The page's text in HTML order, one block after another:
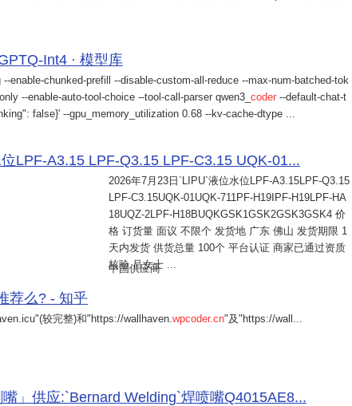
Int4 · 模型库
enable-chunked-prefill --disable-custom-all-reduce --max-num-batched-tok
--enable-auto-tool-choice --tool-call-parser qwen3_ coder --default-chat-t
false}' --gpu_memory_utilization 0.68 --kv-cache-dtype ...
位LPF-A3.15 LPF-Q3.15 LPF-C3.15 UQK-01...
2026年7月23日 `LIPU`液位水位LPF-A3.15LPF-Q3.15
LPF-C3.15UQK-01UQK-711PF-H19IPF-H19LPF-HA
18UQZ-2LPF-H18BUQKGSK1GSK2GSK3GSK4 价
格 订货量 面议 不限个 发货地 广东 佛山 发货期限 1
天内发货 供货总量 100个 平台认证 商家已通过资质
核验 吕女士 ...
中国供应商
荐么? - 知乎
较完整)和"https://wallhaven.wpcoder.cn"及"https://wall...
嘴」供应:`Bernard Welding`焊喷嘴Q4015AE8...